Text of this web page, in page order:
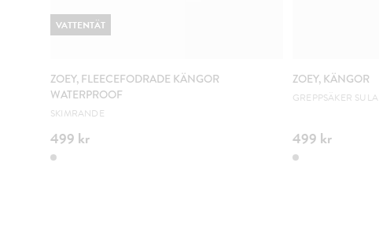
ZOEY, FLEECEFODRADE KÄNGOR
WATERPROOF
SKIMRANDE
499 kr
VATTENTÄT
ZOEY, KÄNGOR
GREPPSÄKER SULA
499 kr